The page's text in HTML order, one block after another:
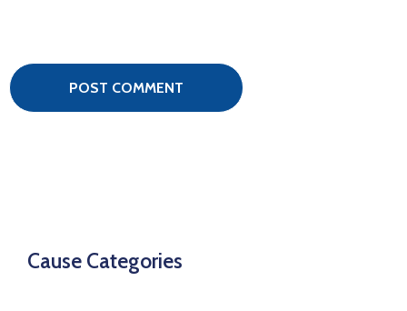
Cause Categories